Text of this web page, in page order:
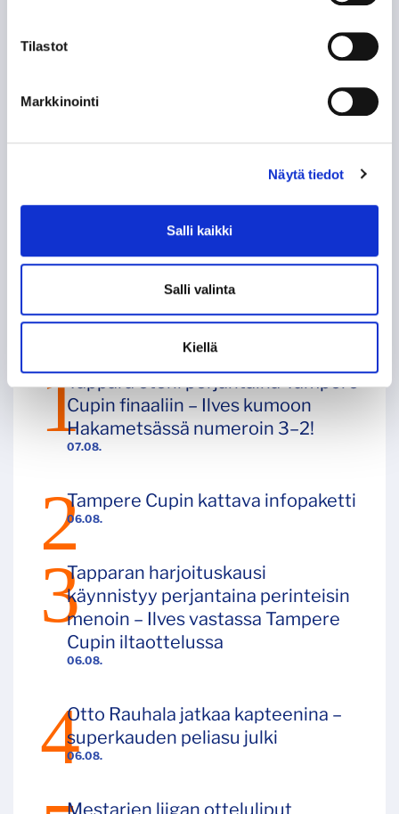
Tilastot
Markkinointi
Näytä tiedot
Salli kaikki
Salli valinta
Kiellä
​​​​​​​hannu.vuorinen@tappara.fi
07.08.
Tappara eteni perjantaina Tampere
Cupin finaaliin – Ilves kumoon
Hakametsässä numeroin 3–2!
06.08.
Tampere Cupin kattava infopaketti
06.08.
Tapparan harjoituskausi
käynnistyy perjantaina perinteisin
menoin – Ilves vastassa Tampere
Cupin iltaottelussa
06.08.
Otto Rauhala jatkaa kapteenina –
superkauden peliasu julki
Mestarien liigan otteluliput